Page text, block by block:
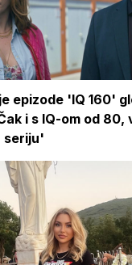
epizode 'IQ 160'
i s IQ-om od 80,
seriju'